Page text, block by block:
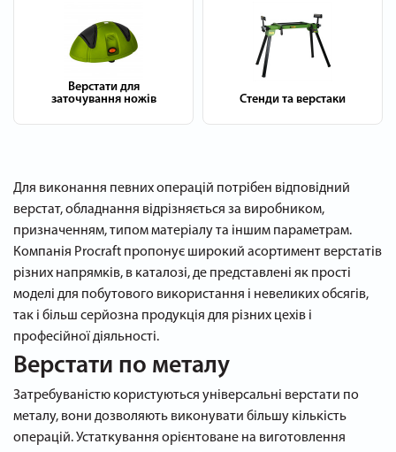
Верстати для
заточування ножів
Стенди та верстаки
Для виконання певних операцій потрібен відповідний
верстат, обладнання відрізняється за виробником,
призначенням, типом матеріалу та іншим параметрам.
Компанія Procraft пропонує широкий асортимент верстатів
різних напрямків, в каталозі, де представлені як прості
моделі для побутового використання і невеликих обсягів,
так і більш серйозна продукція для різних цехів і
професійної діяльності.
Верстати по металу
Затребуваністю користуються універсальні верстати по
металу, вони дозволяють виконувати більшу кількість
операцій. Устаткування орієнтоване на виготовлення